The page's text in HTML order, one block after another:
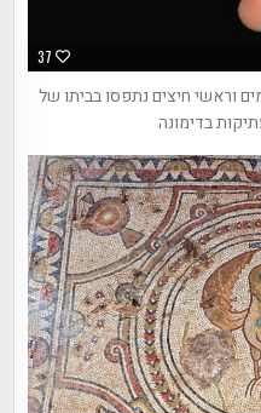
37
וראשי חיצים נתפסו בביתו של
בדימונה